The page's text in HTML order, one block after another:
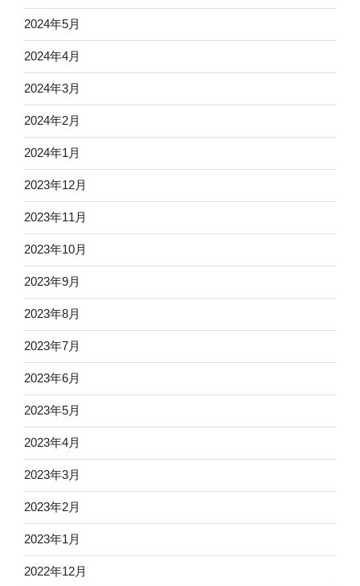
2024年5月
2024年4月
2024年3月
2024年2月
2024年1月
2023年12月
2023年11月
2023年10月
2023年9月
2023年8月
2023年7月
2023年6月
2023年5月
2023年4月
2023年3月
2023年2月
2023年1月
2022年12月